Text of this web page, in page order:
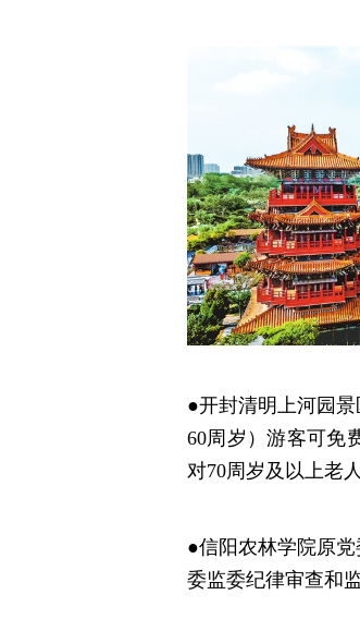
●开封清明上河园
60周岁）游客可免
对70周岁及以上老
●信阳农林学院原
委监委纪律审查和